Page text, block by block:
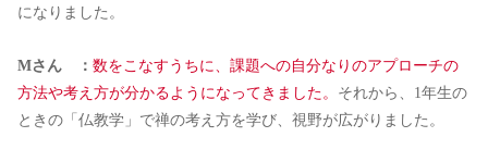
になりました。
Mさん ： 数をこなすうちに、課題への自分なりのアプローチの
方法や考え方が分かるようになってきました。 それから、1年生の
ときの「仏教学」で禅の考え方を学び、視野が広がりました。